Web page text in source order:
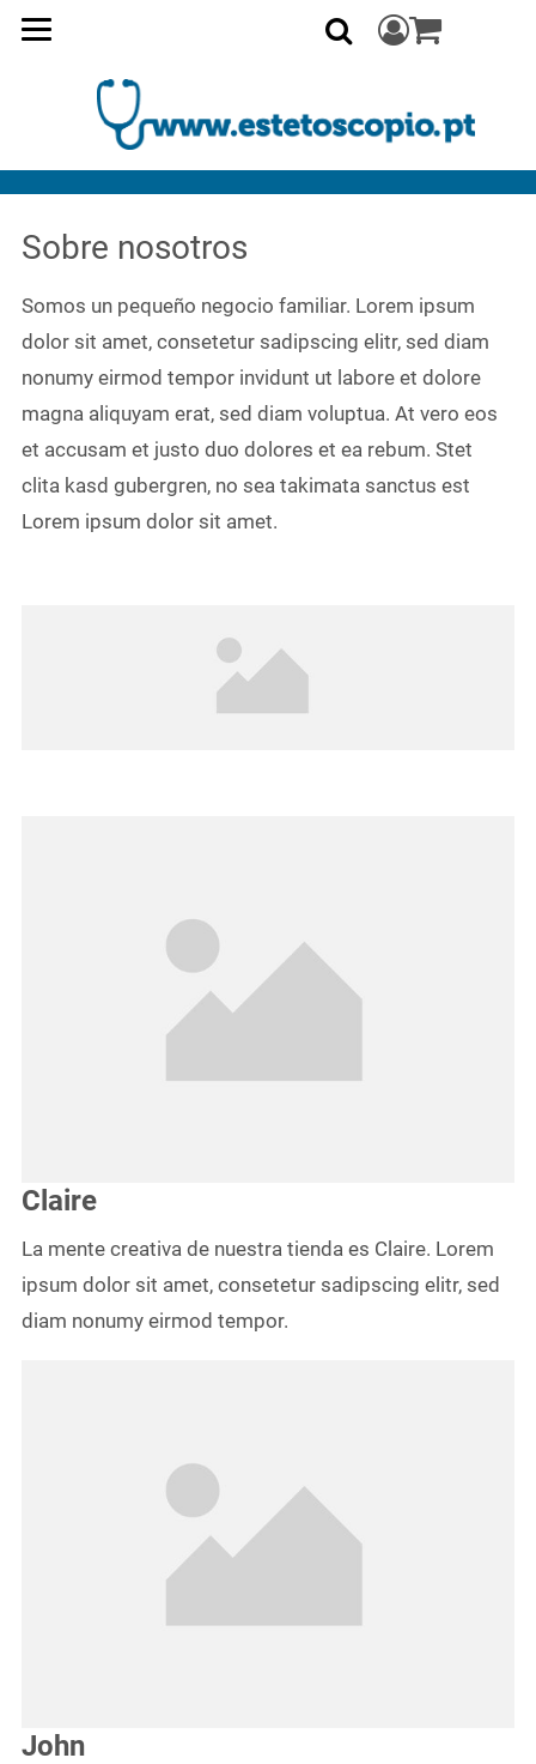
Acceda a la
Sobre nosotros
Somos un pequeño negocio familiar. Lorem ipsum
dolor sit amet, consetetur sadipscing elitr, sed diam
nonumy eirmod tempor invidunt ut labore et dolore
magna aliquyam erat, sed diam voluptua. At vero eos
et accusam et justo duo dolores et ea rebum. Stet
clita kasd gubergren, no sea takimata sanctus est
Lorem ipsum dolor sit amet.
Claire
La mente creativa de nuestra tienda es Claire. Lorem
ipsum dolor sit amet, consetetur sadipscing elitr, sed
diam nonumy eirmod tempor.
John